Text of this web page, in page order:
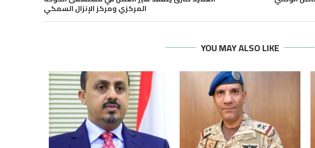
المركزي ومركز الإنزال السمكي
YOU MAY ALSO LIKE